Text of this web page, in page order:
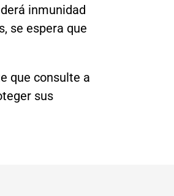
inmunidad
se espera que
que consulte a
sus